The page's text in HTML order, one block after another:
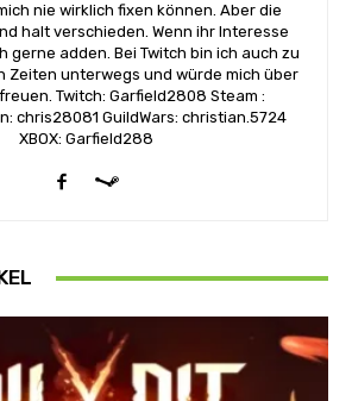
nie wirklich fixen können. Aber die
halt verschieden. Wenn ihr Interesse
gerne adden. Bei Twitch bin ich auch zu
Zeiten unterwegs und würde mich über
Twitch: Garfield2808 Steam :
chris28081 GuildWars: christian.5724
XBOX: Garfield288